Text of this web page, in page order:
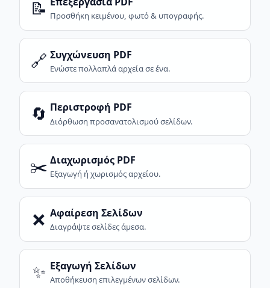
📝 Προσθήκη κειμένου, φωτό & υπογραφής.
🔗 Συγχώνευση PDF
Ενώστε πολλαπλά αρχεία σε ένα.
🔄 Περιστροφή PDF
Διόρθωση προσανατολισμού σελίδων.
✂️ Διαχωρισμός PDF
Εξαγωγή ή χωρισμός αρχείου.
❌ Αφαίρεση Σελίδων
Διαγράψτε σελίδες άμεσα.
✨ Εξαγωγή Σελίδων
Αποθήκευση επιλεγμένων σελίδων.